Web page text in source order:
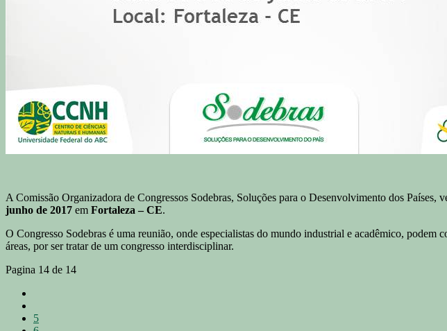
A Comissão Organizadora de Congressos Sodebras, Soluções para o Desenvolvimento dos
junho de 2017 em Fortaleza – CE.
O Congresso Sodebras é uma reunião, onde especialistas do mundo industrial e acadêmico,
áreas, por ser tratar de um congresso interdisciplinar.
Pagina 14 de 14
5